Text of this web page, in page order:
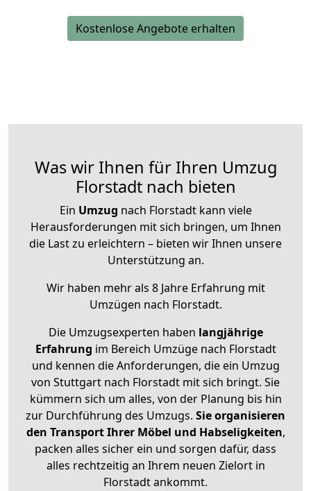
Kostenlose Angebote erhalten
Was wir Ihnen für Ihren Umzug
Florstadt nach bieten
Ein Umzug nach Florstadt kann viele
Herausforderungen mit sich bringen, um Ihnen
die Last zu erleichtern – bieten wir Ihnen unsere
Unterstützung an.
Wir haben mehr als 8 Jahre Erfahrung mit
Umzügen nach Florstadt.
Die Umzugsexperten haben langjährige
Erfahrung im Bereich Umzüge nach Florstadt
und kennen die Anforderungen, die ein Umzug
von Stuttgart nach Florstadt mit sich bringt. Sie
kümmern sich um alles, von der Planung bis hin
zur Durchführung des Umzugs. Sie organisieren
den Transport Ihrer Möbel und Habseligkeiten,
packen alles sicher ein und sorgen dafür, dass
alles rechtzeitig an Ihrem neuen Zielort in
Florstadt ankommt.